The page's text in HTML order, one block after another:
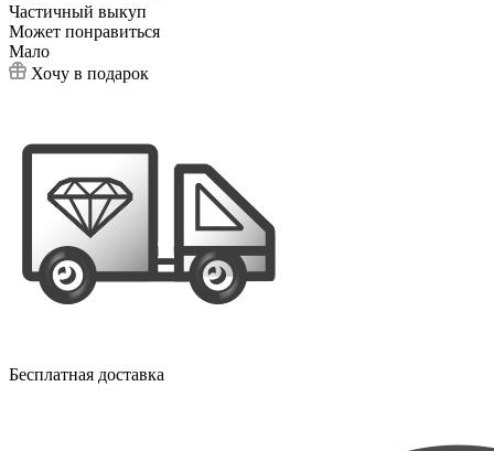
Частичный выкуп
Может понравиться
Мало
Хочу в подарок
Бесплатная доставка